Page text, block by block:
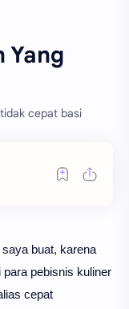
Yang
cepat basi
buat, karena
pebisnis kuliner
cepat